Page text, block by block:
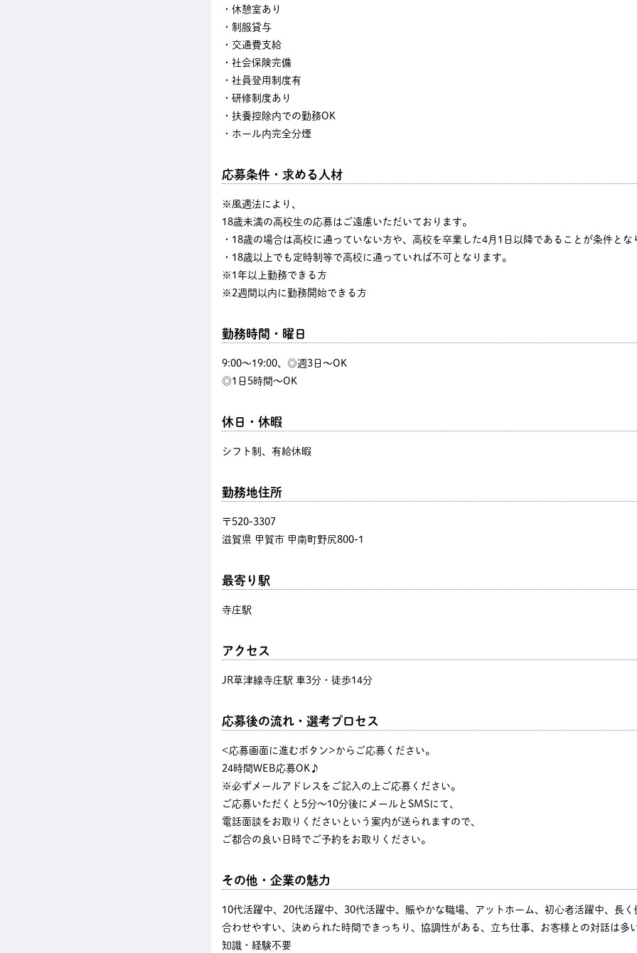
・休憩室あり
・制服貸与
・交通費支給
・社会保険完備
・社員登用制度有
・研修制度あり
・扶養控除内での勤務OK
・ホール内完全分煙
応募条件・求める人材
※風適法により、
18歳未満の高校生の応募はご遠慮いただいております。
・18歳の場合は高校に通っていない方や、高校を卒業した4月1日以降であることが条件とな
・18歳以上でも定時制等で高校に通っていれば不可となります。
※1年以上勤務できる方
※2週間以内に勤務開始できる方
勤務時間・曜日
9:00〜19:00、◎週3日～OK
◎1日5時間～OK
休日・休暇
シフト制、有給休暇
勤務地住所
〒520-3307
滋賀県 甲賀市 甲南町野尻800-1
最寄り駅
寺庄駅
アクセス
JR草津線寺庄駅 車3分・徒歩14分
応募後の流れ・選考プロセス
<応募画面に進むボタン>からご応募ください。
24時間WEB応募OK♪
※必ずメールアドレスをご記入の上ご応募ください。
ご応募いただくと5分～10分後にメールとSMSにて、
電話面談をお取りくださいという案内が送られますので、
ご都合の良い日時でご予約をお取りください。
その他・企業の魅力
10代活躍中、20代活躍中、30代活躍中、賑やかな職場、アットホーム、初心者活躍中、長
合わせやすい、決められた時間できっちり、協調性がある、立ち仕事、お客様との対話は多
知識・経験不要